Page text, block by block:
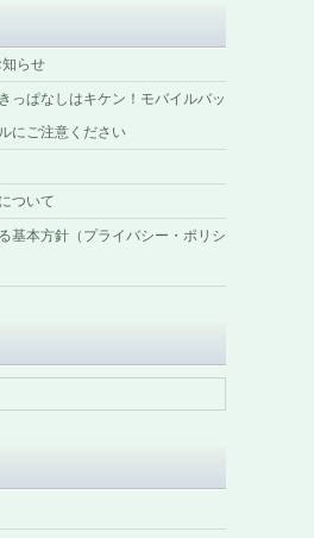
らせ
っぱなしはキケン！モバイルバッ
にご注意ください
ついて
基本方針（プライバシー・ポリシ